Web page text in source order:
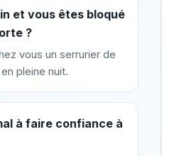
et vous êtes bloqué
?
vous un serrurier de
pleine nuit.
à faire confiance à